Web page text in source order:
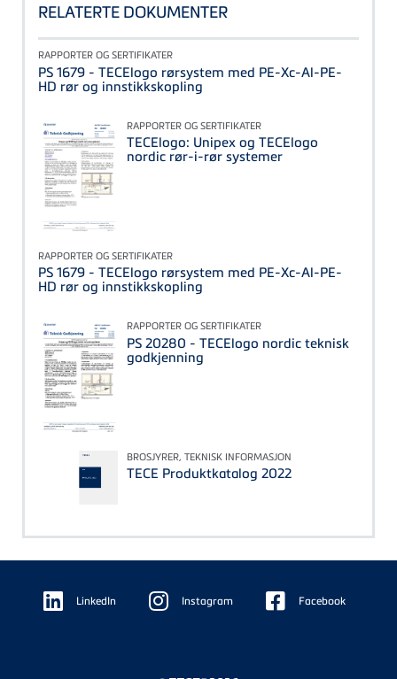
RELATERTE DOKUMENTER
RAPPORTER OG SERTIFIKATER
PS 1679 - TECElogo rørsystem med PE-Xc-Al-PE-
HD rør og innstikkskopling
RAPPORTER OG SERTIFIKATER
TECElogo: Unipex og TECElogo
nordic rør-i-rør systemer
RAPPORTER OG SERTIFIKATER
PS 1679 - TECElogo rørsystem med PE-Xc-Al-PE-
HD rør og innstikkskopling
RAPPORTER OG SERTIFIKATER
PS 20280 - TECElogo nordic teknisk
godkjenning
BROSJYRER, TEKNISK INFORMASJON
TECE Produktkatalog 2022
Floating
Sidebar LinkedIn Instagram Facebook